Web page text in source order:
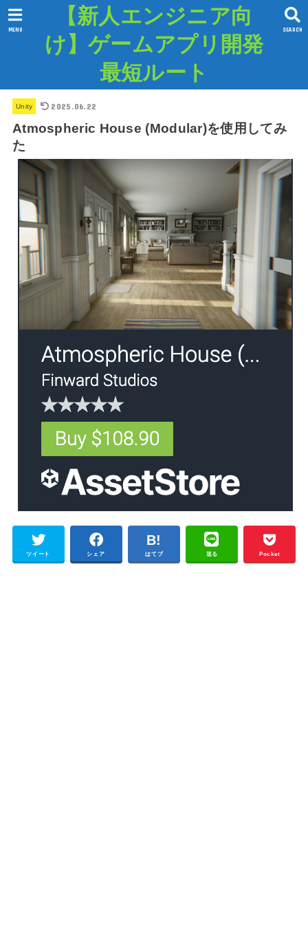
【新人エンジニア向
け】ゲームアプリ開発
最短ルート
SEARCH
MENU
Unity 2025.06.22
Atmospheric House (Modular)を使用してみ
た
ツイート シェア はてブ 送る Pocket